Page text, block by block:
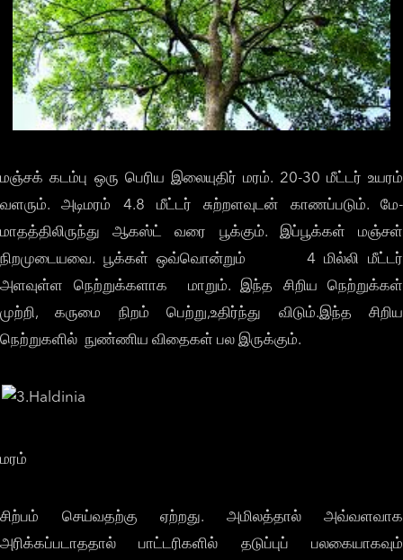
மஞ்சக் கடம்பு ஒரு பெரிய இலையுதிர் மரம். 20-30 மீட்டர் உயரம்
வளரும். அடிமரம் 4.8 மீட்டர் சுற்றளவுடன் காணப்படும். மே-
மாதத்திலிருந்து ஆகஸ்ட் வரை பூக்கும். இப்பூக்கள் மஞ்சள்
நிறமுடையவை. பூக்கள் ஒவ்வொன்றும் 4 மில்லி மீட்டர்
அளவுள்ள நெற்றுக்களாக மாறும். இந்த சிறிய நெற்றுக்கள்
முற்றி, கருமை நிறம் பெற்று,உதிர்ந்து விடும்.இந்த சிறிய
நெற்றுகளில் நுண்ணிய விதைகள் பல இருக்கும்.
மரம்
சிற்பம் செய்வதற்கு ஏற்றது. அமிலத்தால் அவ்வளவாக
அரிக்கப்படாததால் பாட்டரிகளில் தடுப்புப் பலகையாகவும்